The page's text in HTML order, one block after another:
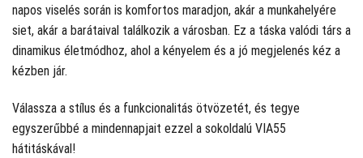
napos viselés során is komfortos maradjon, akár a munkahelyére
siet, akár a barátaival találkozik a városban. Ez a táska valódi társ a
dinamikus életmódhoz, ahol a kényelem és a jó megjelenés kéz a
kézben jár.
Válassza a stílus és a funkcionalitás ötvözetét, és tegye
egyszerűbbé a mindennapjait ezzel a sokoldalú VIA55
hátitáskával!